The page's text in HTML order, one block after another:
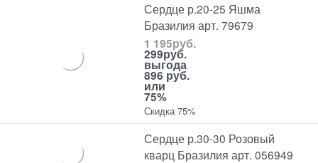
Сердце р.20-25 Яшма
Бразилия арт. 79679
1 195руб.
299руб.
выгода
896 руб.
или
75%
Скидка 75%
Сердце р.30-30 Розовый
кварц Бразилия арт. 056949